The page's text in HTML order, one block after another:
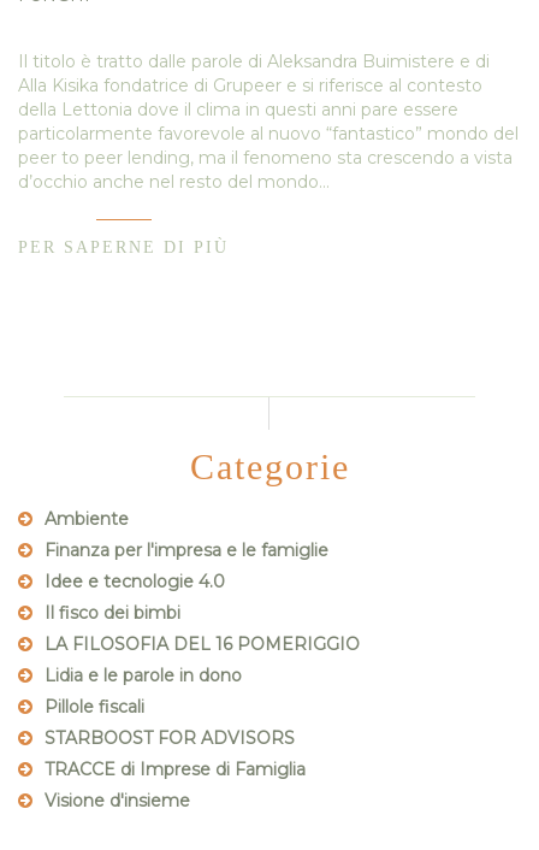
Il titolo è tratto dalle parole di Aleksandra Buimistere e di
Alla Kisika fondatrice di Grupeer e si riferisce al contesto
della Lettonia dove il clima in questi anni pare essere
particolarmente favorevole al nuovo “fantastico” mondo del
peer to peer lending, ma il fenomeno sta crescendo a vista
d’occhio anche nel resto del mondo…
PER SAPERNE DI PIÙ
Categorie
Ambiente
Finanza per l'impresa e le famiglie
Idee e tecnologie 4.0
Il fisco dei bimbi
LA FILOSOFIA DEL 16 POMERIGGIO
Lidia e le parole in dono
Pillole fiscali
STARBOOST FOR ADVISORS
TRACCE di Imprese di Famiglia
Visione d'insieme